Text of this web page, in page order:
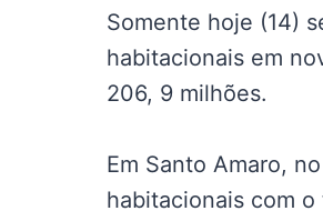
Somente hoje (14)
habitacionais em
206, 9 milhões.
Em Santo Amaro,
habitacionais com